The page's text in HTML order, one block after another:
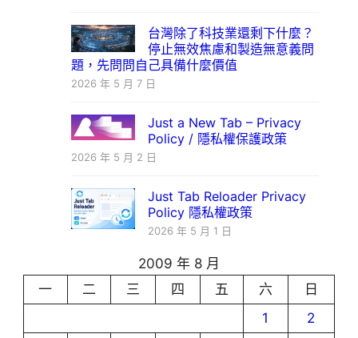
台灣除了科技業還剩下什麼？
停止無效焦慮和製造無意義問
題，先問問自己具備什麼價值
2026 年 5 月 7 日
Just a New Tab – Privacy
Policy / 隱私權保護政策
2026 年 5 月 2 日
Just Tab Reloader Privacy
Policy 隱私權政策
2026 年 5 月 1 日
2009 年 8 月
一
二 三 四 五 六
日
1
2